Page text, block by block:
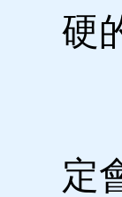
硬
定